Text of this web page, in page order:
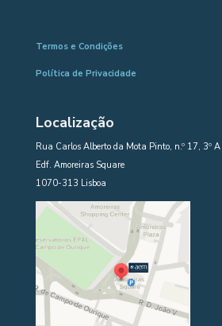
Termos e Condições
Política de Privacidade
Localização
Rua Carlos Alberto da Mota Pinto, n.º 17, 3º A
Edf. Amoreiras Square
1070-313 Lisboa